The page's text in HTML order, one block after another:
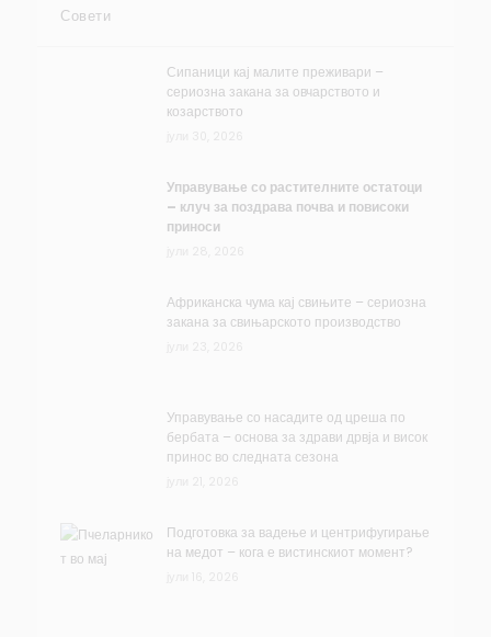
Совети
Сипаници кај малите преживари –
сериозна закана за овчарството и
козарството
Управување со растителните остатоци
– клуч за поздрава почва и повисоки
приноси
Африканска чума кај свињите – сериозна
закана за свињарското производство
Управување со насадите од цреша по
бербата – основа за здрави дрвја и висок
принос во следната сезона
Подготовка за вадење и центрифугирање
на медот – кога е вистинскиот момент?